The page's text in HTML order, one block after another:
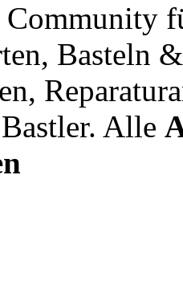
Community
Basteln
Alle